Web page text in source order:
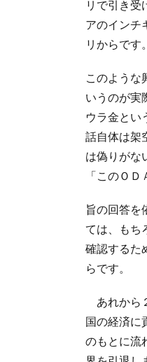
リで引き受
アのインチ
リからです
このような
いうのが実
ウラ金とい
話自体は架
は偽りがな
「このＯ
旨の回答を
ては、もち
確認するた
らです。
あれから
国の経済に
のもとに流